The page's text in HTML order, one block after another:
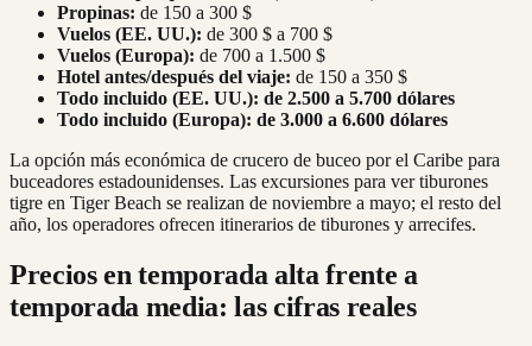
Propinas: de 150 a 300 $
Vuelos (EE. UU.): de 300 $ a 700 $
Vuelos (Europa): de 700 a 1.500 $
Hotel antes/después del viaje: de 150 a 350 $
Todo incluido (EE. UU.): de 2.500 a 5.700 dólares
Todo incluido (Europa): de 3.000 a 6.600 dólares
La opción más económica de crucero de buceo por el Caribe para
buceadores estadounidenses. Las excursiones para ver tiburones
tigre en Tiger Beach se realizan de noviembre a mayo; el resto del
año, los operadores ofrecen itinerarios de tiburones y arrecifes.
Precios en temporada alta frente a
temporada media: las cifras reales